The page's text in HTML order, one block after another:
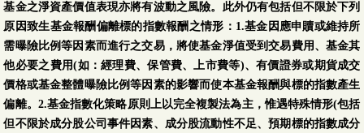
基金之淨資產價值表現亦將有波動之風險。此外仍有包括但不限於下列
原因致生基金報酬偏離標的指數報酬之情形：1.基金因應申贖或維持所
需曝險比例等因素而進行之交易，將使基金淨值受到交易費用、基金其
他必要之費用(如：經理費、保管費、上市費等)、有價證券或期貨成交
價格或基金整體曝險比例等因素的影響而使本基金報酬與標的指數產生
偏離。2.基金指數化策略原則上以完全複製法為主，惟遇特殊情形(包括
但不限於成分股公司事件因素、成分股流動性不足、預期標的指數成分